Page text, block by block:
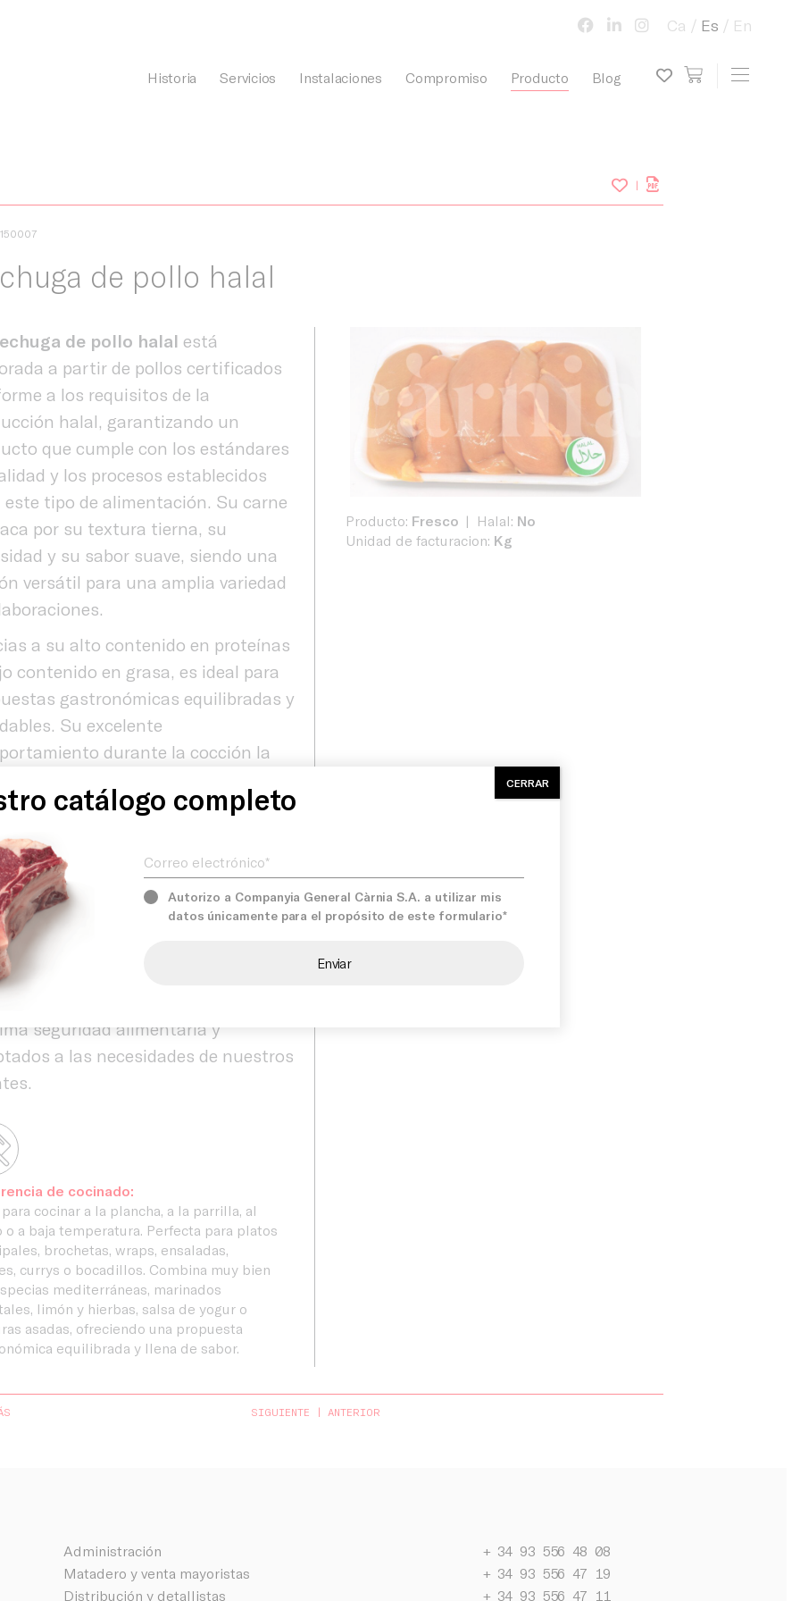
Historia Servicios Instalaciones Compromiso Producto Blog view cart
My wish list
Toggle
Ca Es En
Producto
Servicios
Compromiso
de pollo halal
de pollo halal está
a partir de pollos certificados
a los requisitos de la
halal, garantizando un
que cumple con los estándares
y los procesos establecidos
este tipo de alimentación. Su carne
por su textura tierna, su
y su sabor suave, siendo una
versátil para una amplia variedad
a su alto contenido en proteínas
contenido en grasa, es ideal para
gastronómicas equilibradas y
Su excelente
durante la cocción la
hoteles, caterings,
HORECA que ofrecen cocina halal o
ampliar su oferta con productos
seleccionamos
nuestras aves para
productos de calidad constante,
seguridad alimentaria y
a las necesidades de nuestros
de cocinado:
cocinar a la plancha, a la parrilla, al
o a baja temperatura. Perfecta para platos
brochetas, wraps, ensaladas,
currys o bocadillos. Combina muy bien
mediterráneas, marinados
limón y hierbas, salsa de yogur o
asadas, ofreciendo una propuesta
equilibrada y llena de sabor.
Producto: Fresco Halal: No
Unidad de facturacion: Kg
SIGUIENTE ANTERIOR
Administración
+ 34 93 556 48 08
Matadero y venta mayoristas
+ 34 93 556 47 19
Distribución y detallistas
+ 34 93 556 47 11
catálogo completo
Autorizo a Companyia General Càrnia S.A. a utilizar mis
datos únicamente para el propósito de este formulario*
CERRAR